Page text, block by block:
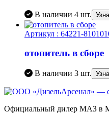
В наличии 4 шт.
Артикул : 64221-
отопитель в сборе
В наличии 3 шт.
Официальный дилер МАЗ в